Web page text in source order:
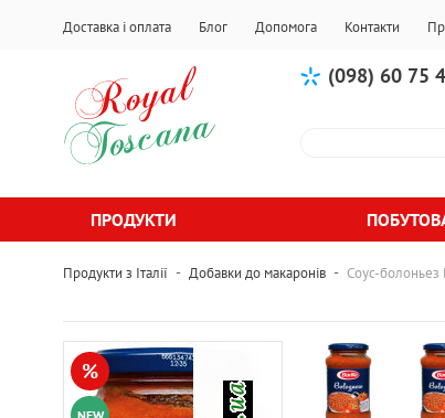
Доставка і оплата Блог Допомога Контакти
(098) 60 75
ПРОДУКТИ
Продукти з Італії - Добавки до макаронів - Соус-
NEW
%